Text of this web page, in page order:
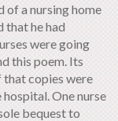
of a nursing home
that he had
were going
this poem. Its
that copies were
One nurse
bequest to